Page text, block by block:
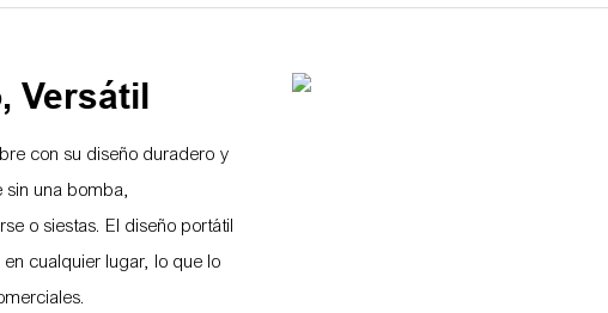
Versátil
con su diseño duradero y
sin una bomba,
o siestas. El diseño portátil
cualquier lugar, lo que lo